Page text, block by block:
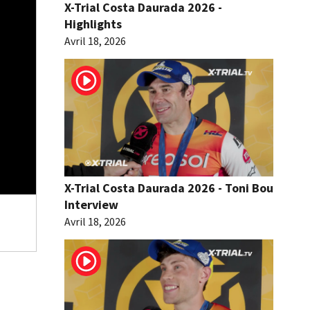
X-Trial Costa Daurada 2026 -
Highlights
Avril 18, 2026
X-Trial Costa Daurada 2026 - Toni Bou
Interview
Avril 18, 2026